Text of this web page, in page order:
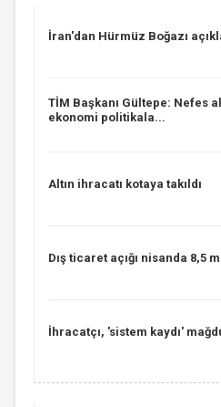
İran'dan Hürmüz Boğazı
TİM Başkanı Gültepe: Nefes
ekonomi politikala...
Altın ihracatı kotaya takıldı
Dış ticaret açığı nisanda 8,5
İhracatçı, 'sistem kaydı'